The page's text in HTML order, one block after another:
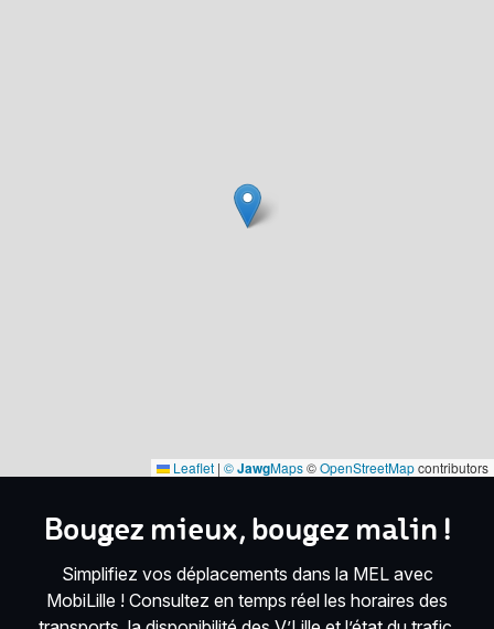
Leaflet | ©JawgMaps©OpenStreetMapcontributors
Bougez mieux, bougez malin !
Simplifiez vos déplacements dans la MEL avec
MobiLille ! Consultez en temps réel les horaires des